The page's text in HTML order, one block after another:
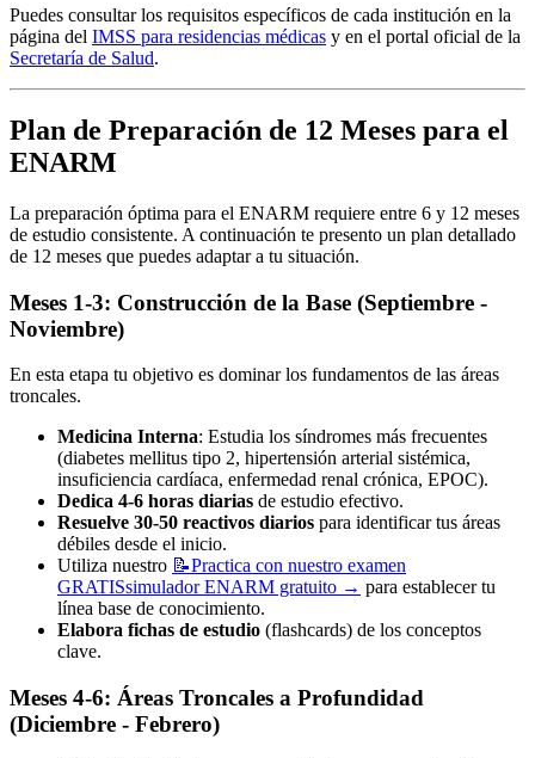
Puedes consultar los requisitos específicos de cada institución en la
página del IMSS para residencias médicas y en el portal oficial de la
Secretaría de Salud.
Plan de Preparación de 12 Meses para el
ENARM
La preparación óptima para el ENARM requiere entre 6 y 12 meses
de estudio consistente. A continuación te presento un plan detallado
de 12 meses que puedes adaptar a tu situación.
Meses 1-3: Construcción de la Base (Septiembre -
Noviembre)
En esta etapa tu objetivo es dominar los fundamentos de las áreas
troncales.
Medicina Interna: Estudia los síndromes más frecuentes
(diabetes mellitus tipo 2, hipertensión arterial sistémica,
insuficiencia cardíaca, enfermedad renal crónica, EPOC).
Dedica 4-6 horas diarias de estudio efectivo.
Resuelve 30-50 reactivos diarios para identificar tus áreas
débiles desde el inicio.
Utiliza nuestro 📝Practica con nuestro examen
GRATISsimulador ENARM gratuito → para establecer tu
línea base de conocimiento.
Elabora fichas de estudio (flashcards) de los conceptos
clave.
Meses 4-6: Áreas Troncales a Profundidad
(Diciembre - Febrero)